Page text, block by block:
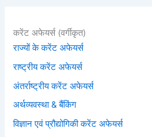
करेंट अफेयर्स (वर्गीकृत)
राज्यों के करेंट अफेयर्स
राष्ट्रीय करेंट अफेयर्स
अंतर्राष्ट्रीय करेंट अफेयर्स
अर्थव्यवस्था & बैंकिंग
विज्ञान एवं प्रौद्योगिकी करेंट अफेयर्स